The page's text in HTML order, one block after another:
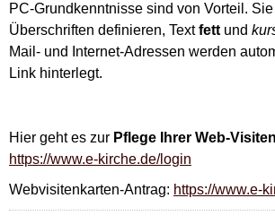
PC-Grundkenntnisse sind von Vorteil.
Überschriften definieren, Textfett und
Mail- und Internet-Adressen werden
Link hinterlegt.
Hier geht es zur Pflege Ihrer Web-
https://www.e-kirche.de/login
Webvisitenkarten-Antrag: https://www.e-